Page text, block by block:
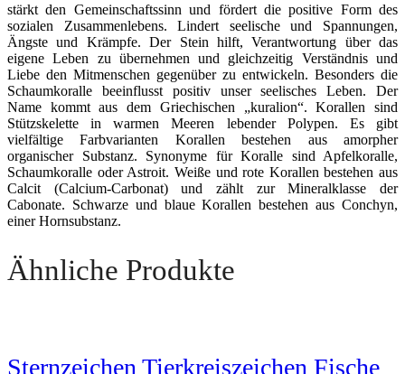
stärkt den Gemeinschaftssinn und fördert die positive Form des
sozialen Zusammenlebens.Lindert seelische und Spannungen,
Ängste und Krämpfe.Der Stein hilft, Verantwortung über das
eigene Leben zu übernehmen und gleichzeitig Verständnis und
Liebe den Mitmenschen gegenüber zu entwickeln. Besonders die
Schaumkoralle beeinflusst positiv unser seelisches Leben. Der
Name kommt aus dem Griechischen „kuralion“. Korallen sind
Stützskelette in warmen Meeren le­bender Polypen. Es gibt
vielfältige Farbvarianten Korallen bestehen aus amorpher
organischer Sub­stanz. Synonyme für Koralle sind Apfelkoralle,
Schaumkoralle oder Astroit. Weiße und rote Korallen bestehen aus
Calcit (Calcium-Carbonat) und zählt zur Mineralklasse der
Cabonate. Schwarze und blaue Korallen bestehen aus Conchyn,
einer Hornsubstanz.
Ähnliche Produkte
Sternzeichen Tierkreiszeichen Fische